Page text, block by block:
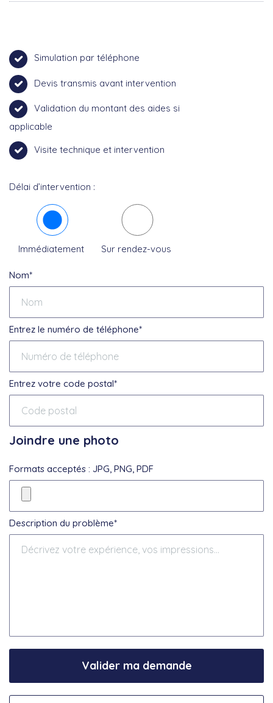
Simulation par téléphone
Devis transmis avant intervention
Validation du montant des aides si
applicable
Visite technique et intervention
Délai d’intervention :
Immédiatement Sur rendez-vous
Nom*
Entrez le numéro de téléphone*
Entrez votre code postal*
Joindre une photo
Formats acceptés : JPG, PNG, PDF
Description du problème*
Valider ma demande